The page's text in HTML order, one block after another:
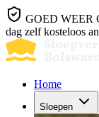
GOED WEER
dag zelf kosteloos
Home
Sloepen